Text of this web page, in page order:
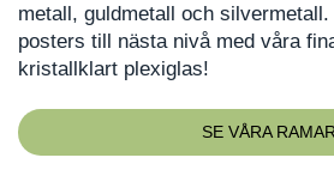
metall, guldmetall och
posters till nästa nivå med våra
kristallklart plexiglas!
SE VÅRA